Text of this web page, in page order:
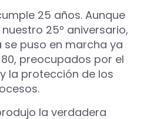
25 años. Aunque
25º aniversario,
se puso en marcha ya
preocupados por el
la protección de los
la verdadera